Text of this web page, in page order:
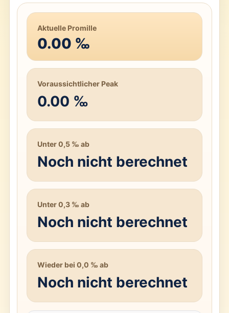
Aktuelle Promille
0.00 ‰
Voraussichtlicher Peak
0.00 ‰
Unter 0,5 ‰ ab
Noch nicht berechnet
Unter 0,3 ‰ ab
Noch nicht berechnet
Wieder bei 0,0 ‰ ab
Noch nicht berechnet